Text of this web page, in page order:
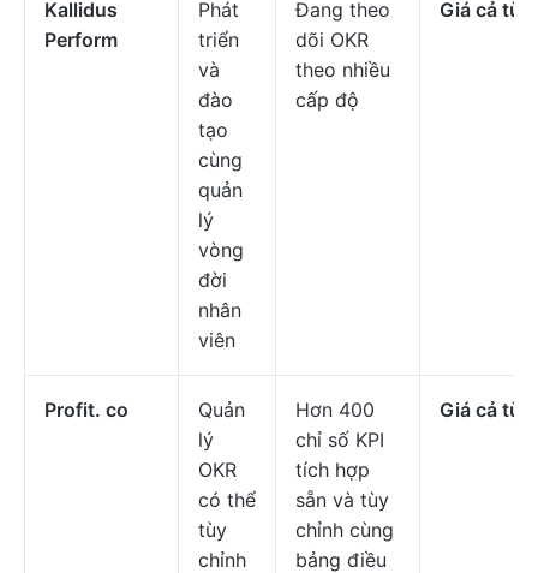
Kallidus
Perform
Phát
triển
và
đào
tạo
cùng
quản
lý
vòng
đời
nhân
viên
Đang theo
dõi OKR
theo nhiều
cấp độ
Giá cả
Profit. co
Quản
lý
OKR
có thể
tùy
chỉnh
Hơn 400
chỉ số KPI
tích hợp
sẵn và tùy
chỉnh cùng
bảng điều
Giá cả